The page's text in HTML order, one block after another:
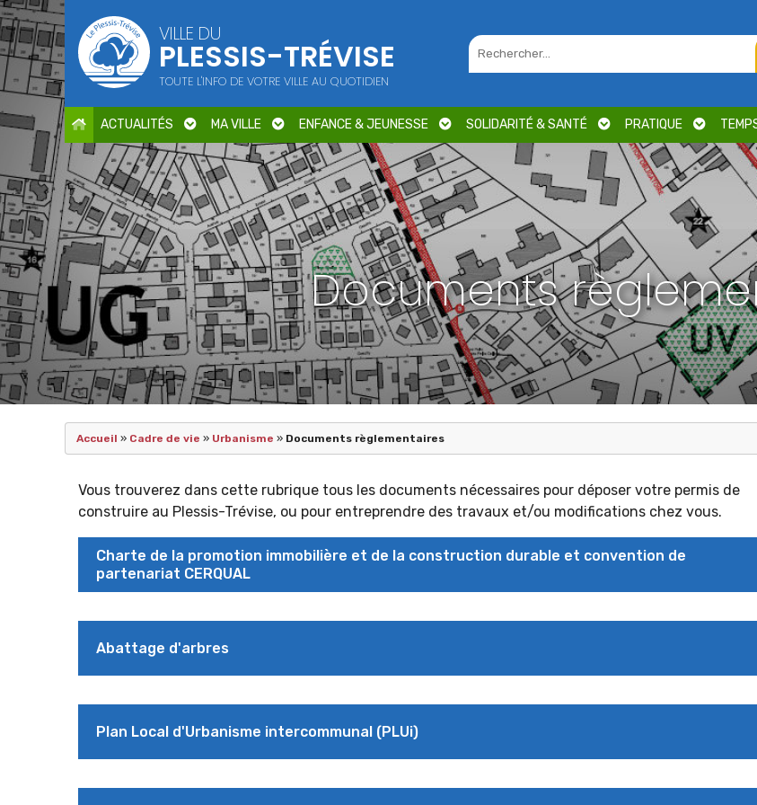
Points d'intérêt
Parcs et jardins
Services publics
Culture
Cimetière / Eglise
Petite enfance
Seniors
Sports
Centres de loisirs
Education
VILLE DU
PLESSIS-TRÉVISE
TOUTE L'INFO DE VOTRE VILLE AU QUOTIDIEN
ACTUALITÉS MA VILLE ENFANCE & JEUNESSE SOLIDARITÉ & SANTÉ PRATIQUE
Documents
Accueil » Cadre de vie » Urbanisme » Documents règlementaires
Vous trouverez dans cette rubrique tous les documents nécessaires pour déposer votre permis de
construire au Plessis-Trévise, ou pour entreprendre des travaux et/ou modifications chez vous.
Charte de la promotion immobilière et de la construction durable et convention de
partenariat CERQUAL
Abattage d'arbres
Plan Local d'Urbanisme intercommunal (PLUi)